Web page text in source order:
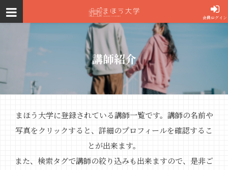
会員ログイン
講師紹介
まほう大学に登録されている講師一覧です。講師の名前や
写真をクリックすると、詳細のプロフィールを確認するこ
とが出来ます。
また、検索タグで講師の絞り込みも出来ますので、是非ご